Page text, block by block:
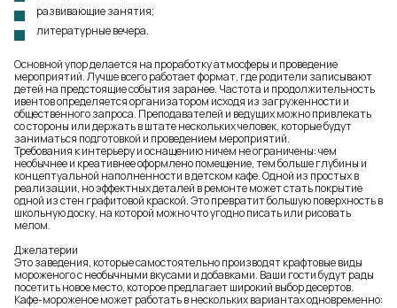
развивающие занятия;
литературные вечера.
Основной упор делается на проработку атмосферы и проведение
мероприятий. Лучше всего работает формат, где родители записывают
детей на предстоящие события заранее. Частота и продолжительность
ивентов определяется организатором исходя из загруженности и
общественного запроса. Преподавателей и ведущих можно привлекать
со стороны или держать в штате нескольких человек, которые будут
заниматься подготовкой и проведением мероприятий.
Требования к интерьеру и оснащению ничем не ограничены: чем
необычнее и креативнее оформлено помещение, тем больше глубины и
концептуальной наполненности в детском кафе. Одной из простых в
реализации, но эффектных деталей в ремонте может стать покрытие
одной из стен графитовой краской. Это превратит большую поверхность в
школьную доску, на которой можно что угодно писать или рисовать
мелом.
Джелатерии
Это заведения, которые самостоятельно производят крафтовые виды
мороженого с необычными вкусами и добавками. Ваши гости будут рады
посетить новое место, которое предлагаетширокий выбор десертов.
Кафе-мороженое может работать в нескольких вариантах одновременно: